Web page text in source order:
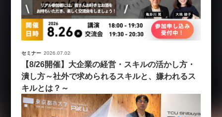
セミナー 2026.07.02
【8/26開催】大企業の経営・スキルの活かし方・
潰し方～社外で求められるスキルと、嫌われるス
キルとは？～